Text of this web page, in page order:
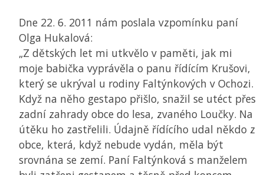
Dne 22. 6. 2011 nám poslala vzpomínku paní
Olga Hukalová:
„Z dětských let mi utkvělo v paměti, jak mi
moje babička vyprávěla o panu řídícím Krušovi,
který se ukrýval u rodiny Faltýnkových v Ochozi.
Když na něho gestapo přišlo, snažil se utéct přes
zadní zahrady obce do lesa, zvaného Loučky. Na
útěku ho zastřelili. Údajně řídícího udal někdo z
obce, která, když nebude vydán, měla být
srovnána se zemí. Paní Faltýnková s manželem